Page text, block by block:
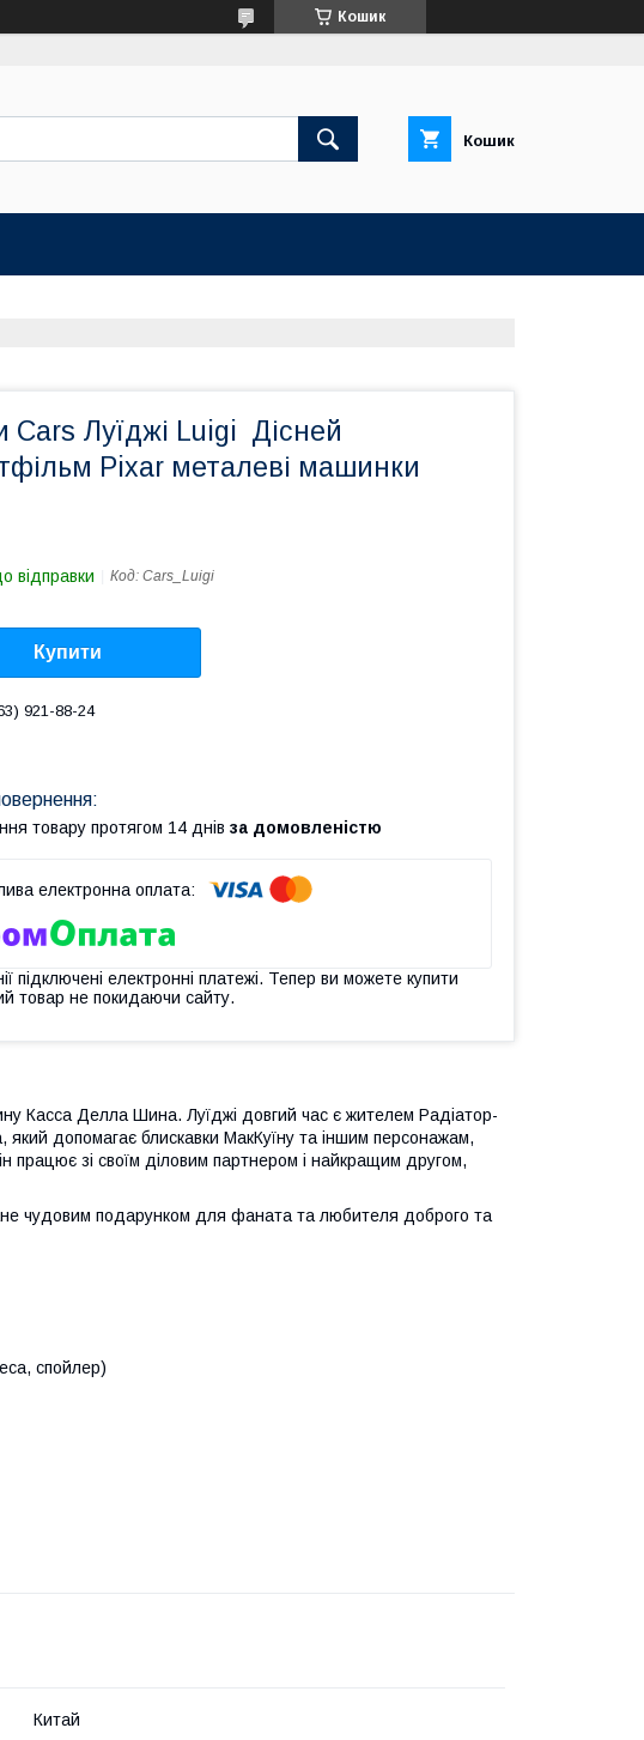
Кошик
Кошик
Cars Луїджі Luigi Дісней
Pixar металеві машинки
відправки Код: Cars_Luigi
Купити
921-88-24
товару протягом 14 днів за домовленістю
підключені електронні платежі. Тепер ви можете купити
товар не покидаючи сайту.
Касса Делла Шина. Луїджі довгий час є жителем Радіатор-
який допомагає блискавки МакКуїну та іншим персонажам,
працює зі своїм діловим партнером і найкращим другом,
чудовим подарунком для фаната та любителя доброго та
спойлер)
Китай